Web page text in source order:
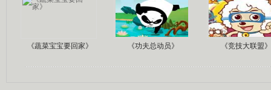
《蔬菜宝宝要回家》 《功夫总动员》 《竞技大联盟》